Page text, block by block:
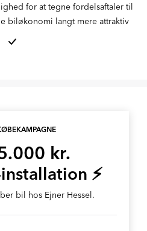
for at tegne fordelsaftaler til
biløkonomi langt mere attraktiv
kr.
⚡
bil hos Ejner Hessel.